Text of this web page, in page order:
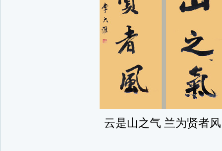
云是山之气 兰为贤者风